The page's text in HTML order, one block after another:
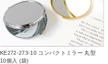
KE272-273-10 コンパクトミラー 丸型
10個入 (袋)